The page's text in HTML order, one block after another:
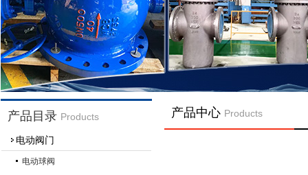
产品目录 Products
电动阀门
电动球阀
产品中心 Products